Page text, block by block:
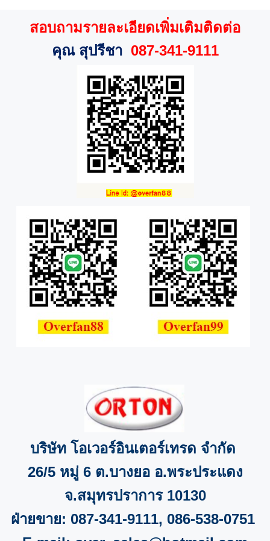
สอบถามรายละเอียดเพิ่มเติมติดต่อ
คุณ สุปรีชา 087-341-9111
บริษัท โอเวอร์อินเตอร์เทรด จำกัด
26/5 หมู่ 6 ต.บางยอ อ.พระประแดง
จ.สมุทรปราการ 10130
ฝ่ายขาย: 087-341-9111, 086-538-0751